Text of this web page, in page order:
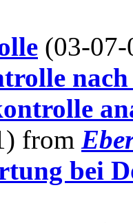
(03-
from
bei